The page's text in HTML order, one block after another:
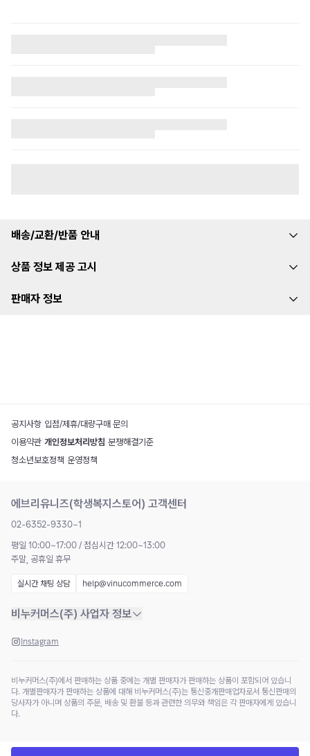
배송/교환/반품 안내
상품 정보 제공 고시
판매자 정보
공지사항 입점/제휴/대량구매 문의
이용약관 개인정보처리방침 분쟁해결기준
청소년보호정책 운영정책
에브리유니즈(학생복지스토어) 고객센터
02-6352-9330~1
평일 10:00~17:00 / 점심시간 12:00~13:00
주말, 공휴일 휴무
실시간 채팅 상담 help@vinucommerce.com
비누커머스(주) 사업자 정보
Instagram
비누커머스(주)에서 판매하는 상품 중에는 개별 판매자가 판매하는 상품이 포함되어 있습니
다. 개별판매자가 판매하는 상품에 대해 비누커머스(주)는 통신중개판매업자로서 통신판매의
당사자가 아니며 상품의 주문, 배송 및 환불 등과 관련한 의무와 책임은 각 판매자에게 있습니
다.